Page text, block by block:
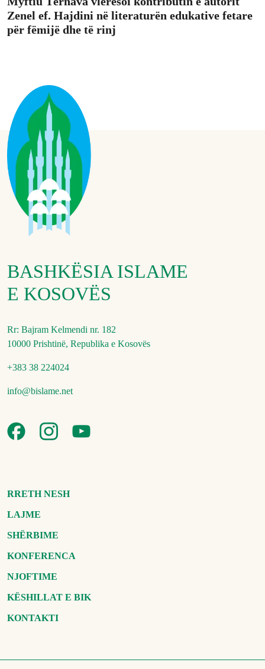
Zenel ef. Hajdini në literaturën edukative fetare
për fëmijë dhe të rinj
BASHKËSIA ISLAME
E KOSOVËS
Rr: Bajram Kelmendi nr. 182
10000 Prishtinë, Republika e Kosovës
+383 38 224024
info@bislame.net
RRETH NESH
LAJME
SHËRBIME
KONFERENCA
NJOFTIME
KËSHILLAT E BIK
KONTAKTI